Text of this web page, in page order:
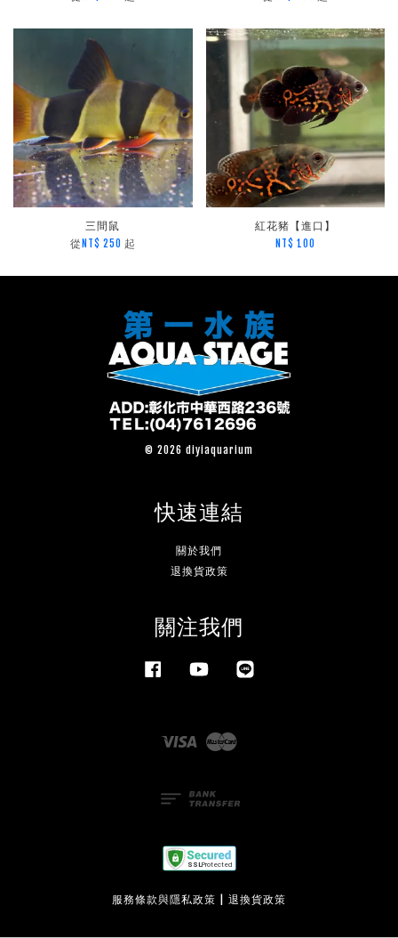
三間鼠
從 NT$ 250 起
紅花豬【進口】
NT$ 100
© 2026 diyiaquarium
快速連結
關於我們
退換貨政策
關注我們
Facebook YouTube
Visa
服務條款與隱私政策 退換貨政策